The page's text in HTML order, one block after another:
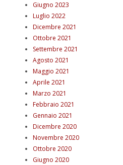
Giugno 2023
Luglio 2022
Dicembre 2021
Ottobre 2021
Settembre 2021
Agosto 2021
Maggio 2021
Aprile 2021
Marzo 2021
Febbraio 2021
Gennaio 2021
Dicembre 2020
Novembre 2020
Ottobre 2020
Giugno 2020